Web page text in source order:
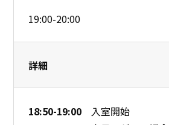
19:00-20:00
詳細
18:50-19:00 入室開始